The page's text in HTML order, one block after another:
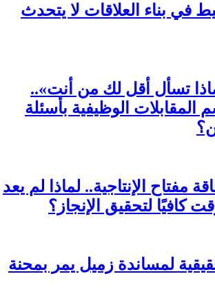
في بناء العلاقات لا يتحدث
تسأل أقل لك من أنت»..
الوظيفية بأسئلة
مفتاح الإنتاجية.. لماذا لم يعد
كافيًا لتحقيق الإنجاز؟